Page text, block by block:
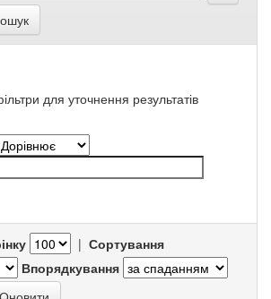
для уточнення результатів
| Сортування
Впорядкування